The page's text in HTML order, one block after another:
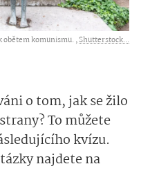
obětem komunismu. ,Shutterstock...
o tom, jak se žilo
To můžete
kvízu.
najdete na